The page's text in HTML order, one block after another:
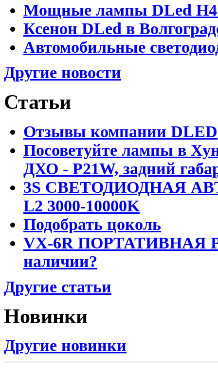
Мощные лампы DLed H4
Ксенон DLed в
Автомобильные
Другие новости
Статьи
Отзывы компании DLED
Посоветуйте лампы в
ДХО - P21W, задний
3S СВЕТОДИОДНАЯ
L2 3000-10000K
Подобрать цоколь
VX-6R ПОРТАТИВНАЯ
наличии?
Другие статьи
Новинки
Другие новинки